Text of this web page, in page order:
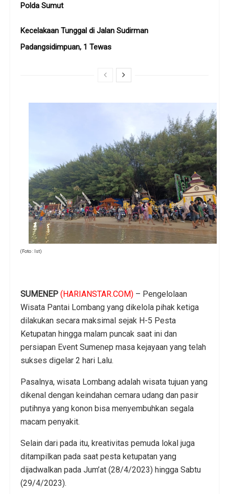
Polda Sumut
Kecelakaan Tunggal di Jalan Sudirman
Padangsidimpuan, 1 Tewas
(Foto : Ist)
SUMENEP (HARIANSTAR.COM) – Pengelolaan
Wisata Pantai Lombang yang dikelola pihak ketiga
dilakukan secara maksimal sejak H-5 Pesta
Ketupatan hingga malam puncak saat ini dan
persiapan Event Sumenep masa kejayaan yang telah
sukses digelar 2 hari Lalu.
Pasalnya, wisata Lombang adalah wisata tujuan yang
dikenal dengan keindahan cemara udang dan pasir
putihnya yang konon bisa menyembuhkan segala
macam penyakit.
Selain dari pada itu, kreativitas pemuda lokal juga
ditampilkan pada saat pesta ketupatan yang
dijadwalkan pada Jum’at (28/4/2023) hingga Sabtu
(29/4/2023).